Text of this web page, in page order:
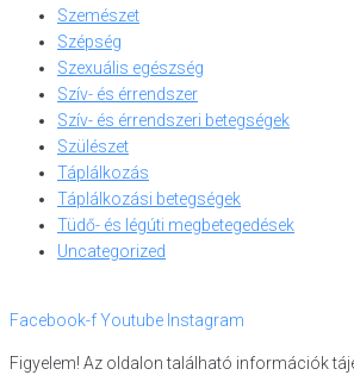
Szemészet
Szépség
Szexuális egészség
Szív- és érrendszer
Szív- és érrendszeri betegségek
Szülészet
Táplálkozás
Táplálkozási betegségek
Tüdő- és légúti megbetegedések
Uncategorized
Facebook-fYoutube Instagram
Figyelem! Az oldalon található információk